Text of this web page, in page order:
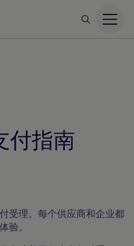
付指南
受理。每个供应商和企业都
验。